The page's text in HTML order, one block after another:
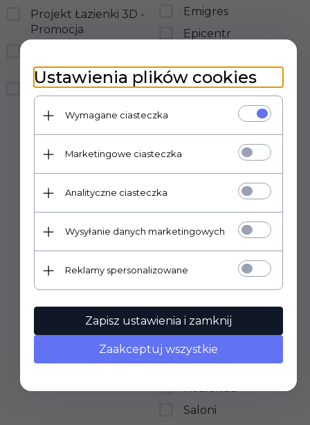
Projekt Łazienki 3D -
Promocja
przybliżeniu
FANSHI
Emigres
Epicentr
Fabresa
Gayafores
Indie
Keratile
Keros
Navarti
Pamesa
Peronda
Prismacer
Realonda
Saloni
Ustawienia plików cookies
Wymagane ciasteczka
Marketingowe ciasteczka
Analityczne ciasteczka
Wysyłanie danych marketingowych
Reklamy spersonalizowane
Zapisz ustawienia i zamknij
Zaakceptuj wszystkie